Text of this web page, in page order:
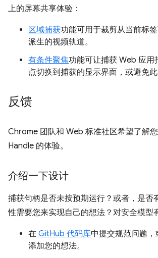
上的屏幕共享体验：
区域捕获功能可用于裁剪从当前标
派生的视频轨道。
有条件聚焦功能可让捕获 Web 应用
点切换到捕获的显示界面，或避免此
反馈
Chrome 团队和 Web 标准社区希望了解
Handle 的体验。
介绍一下设计
捕获句柄是否未按预期运行？或者，是否
性需要您来实现自己的想法？对安全模型
在 GitHub 代码库中提交规范问题，
添加您的想法。